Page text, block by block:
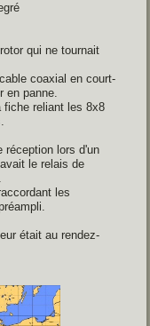
qui ne tournait
coaxial en court-
en panne.
fiche reliant les 8x8
réception lors d'un
le relais de
les
était au rendez-